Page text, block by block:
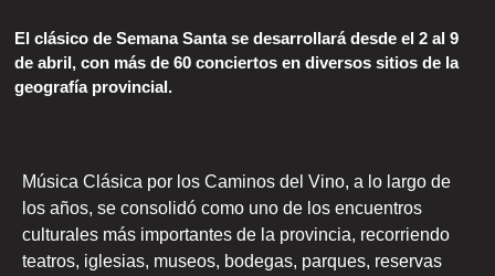
El clásico de Semana Santa se desarrollará desde el 2 al 9
de abril, con más de 60 conciertos en diversos sitios de la
geografía provincial.
Música Clásica por los Caminos del Vino, a lo largo de
los años, se consolidó como uno de los encuentros
culturales más importantes de la provincia, recorriendo
teatros, iglesias, museos, bodegas, parques, reservas